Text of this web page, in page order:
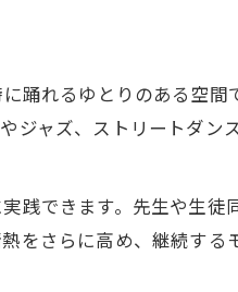
踊れるゆとりのある空間
ジャズ、ストリートダン
践できます。先生や生徒
をさらに高め、継続する